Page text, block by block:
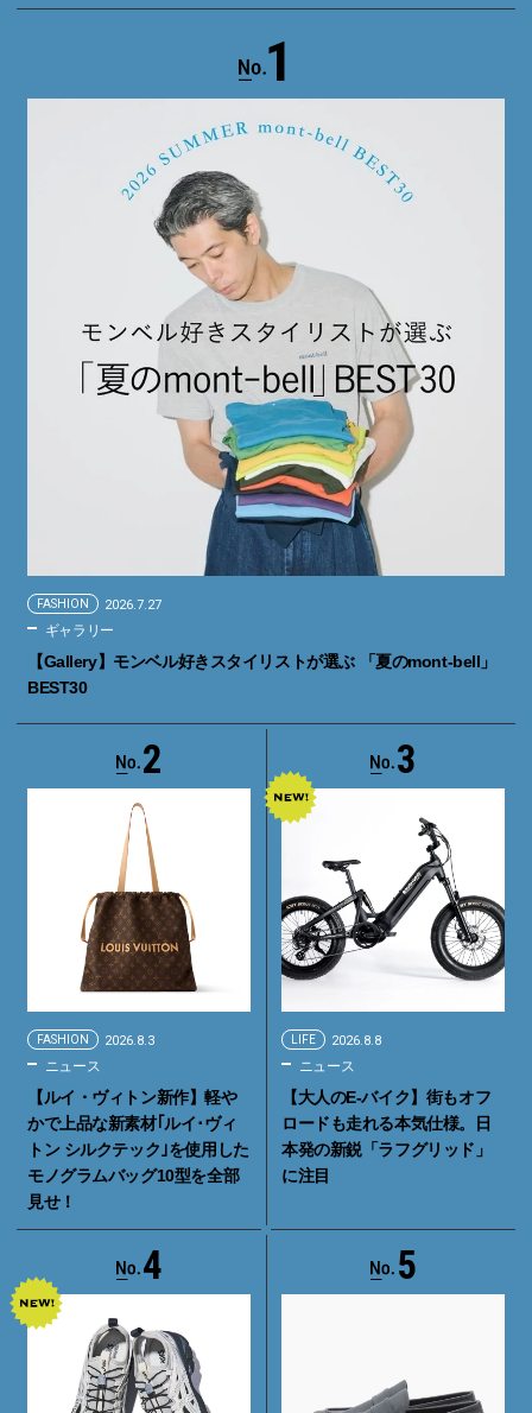
1
FASHION 2026.7.27
ギャラリー
【Gallery】モンベル好きスタイリストが選ぶ 「夏のmont-bell」
BEST30
2
FASHION 2026.8.3
ニュース
【ルイ・ヴィトン新作】軽や
かで上品な新素材｢ルイ･ヴィ
トン シルクテック｣を使用した
モノグラムバッグ10型を全部
見せ！
3
LIFE 2026.8.8
ニュース
【大人のE-バイク】街もオフ
ロードも走れる本気仕様。日
本発の新鋭「ラフグリッド」
に注目
4 5